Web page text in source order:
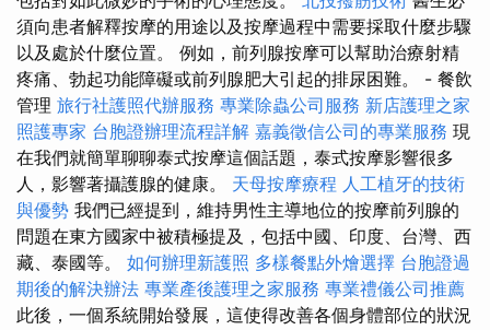
須向患者解釋按摩的用途以及按摩過程中需要採取什麼步驟
以及處於什麼位置。 例如，前列腺按摩可以幫助治療射精
疼痛、勃起功能障礙或前列腺肥大引起的排尿困難。 - 餐飲
管理 旅行社護照代辦服務 專業除蟲公司服務 新店護理之家
照護專家 台胞證辦理流程詳解 嘉義徵信公司的專業服務 現
在我們就簡單聊聊泰式按摩這個話題，泰式按摩影響很多
人，影響著攝護腺的健康。 天母按摩療程 人工植牙的技術
與優勢 我們已經提到，維持男性主導地位的按摩前列腺的
問題在東方國家中被積極提及，包括中國、印度、台灣、西
藏、泰國等。 如何辦理新護照 多樣餐點外燴選擇 台胞證過
期後的解決辦法 專業產後護理之家服務 專業禮儀公司推薦
此後，一個系統開始發展，這使得改善各個身體部位的狀況